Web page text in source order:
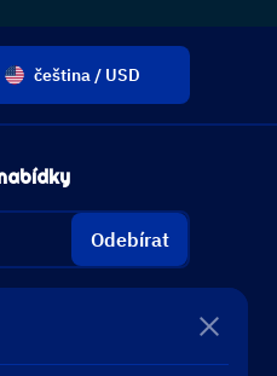
čeština / USD
Odebírat